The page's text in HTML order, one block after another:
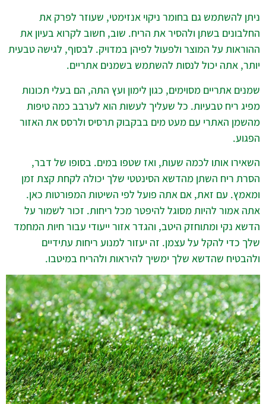
ניתן להשתמש גם בחומר ניקוי אנזימטי, שעוזר לפרק את
החלבונים בשתן ולהסיר את הריח. שוב, חשוב לקרוא בעיון את
ההוראות על המוצר ולפעול לפיהן במדויק. לבסוף, לגישה טבעית
יותר, אתה יכול לנסות להשתמש בשמנים אתריים.
שמנים אתריים מסוימים, כגון לימון ועץ התה, הם בעלי תכונות
מפיג ריח טבעיות. כל שעליך לעשות הוא לערבב כמה טיפות
מהשמן האתרי עם מעט מים בבקבוק תרסיס ולרסס את האזור
הפגוע.
השאירו אותו לכמה שעות, ואז שטפו במים. בסופו של דבר,
הסרת ריח השתן מהדשא הסינטטי שלך יכולה לקחת קצת זמן
ומאמץ. עם זאת, אם אתה פועל לפי השיטות המפורטות כאן.
אתה אמור להיות מסוגל להיפטר מכל ריחות. זכור לשמור על
הדשא נקי ומתוחזק היטב, והגדר אזור ייעודי עבור חיות המחמד
שלך כדי להקל על עצמן. זה יעזור למנוע ריחות עתידיים
ולהבטיח שהדשא שלך ימשיך להיראות ולהריח במיטבו.